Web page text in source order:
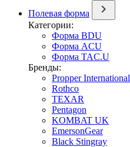
Полевая форма
Категории:
Форма BDU
Форма ACU
Форма TAC.U
Бренды:
Propper International
Rothco
TEXAR
Pentagon
KOMBAT UK
EmersonGear
Black Stingray